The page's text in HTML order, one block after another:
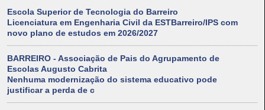
Escola Superior de Tecnologia do Barreiro
Licenciatura em Engenharia Civil da ESTBarreiro/IPS com
novo plano de estudos em 2026/2027
BARREIRO - Associação de Pais do Agrupamento de
Escolas Augusto Cabrita
Nenhuma modernização do sistema educativo pode
justificar a perda de c